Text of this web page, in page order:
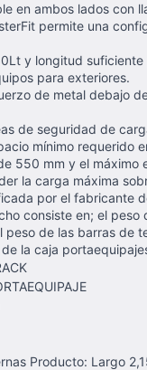
en ambos lados con
permite una
y longitud suficiente
para exteriores.
de metal debajo
de seguridad de
mínimo requerido
550 mm y el máximo
la carga máxima
por el fabricante
consiste en; el peso
peso de las barras de
la caja
Producto: Largo